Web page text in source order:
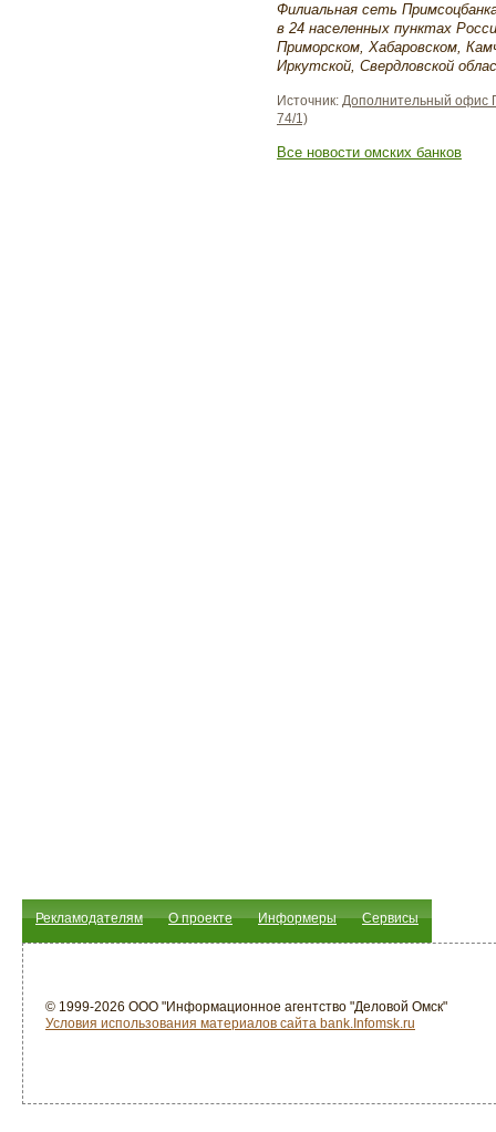
Филиальная сеть
в 24 населенных пунктах
Приморском, Хабаровском,
Иркутской, Свердловской
Источник: Дополнительный офис
74/1)
Все новости омских банков
Рекламодателям О проекте Информеры Сервисы
© 1999-2026 ООО "Информационное агентство "Деловой Омск"
Условия использования материалов сайта bank.Infomsk.ru